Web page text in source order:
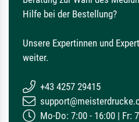
Hilfe bei der Bestellung?
Unsere Expertinnen und
weiter.
+43 4257 29415
Mo-Do: 7:00 - 16:00 | Fr: